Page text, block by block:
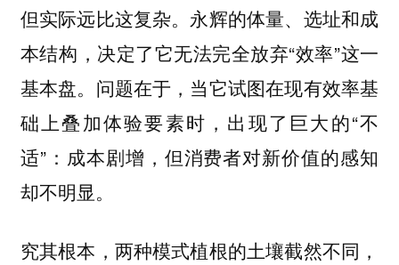
但实际远比这复杂。永辉的体量、选址和成
本结构，决定了它无法完全放弃“效率”这一
基本盘。问题在于，当它试图在现有效率基
础上叠加体验要素时，出现了巨大的“不
适”：成本剧增，但消费者对新价值的感知
却不明显。
究其根本，两种模式植根的土壤截然不同，